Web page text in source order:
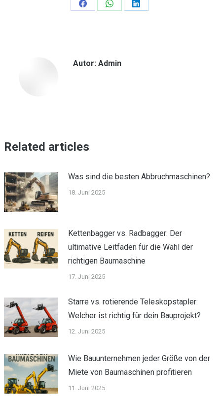
Teilen
Teilen
Teilen
Autor: Admin
Related articles
Was sind die besten Abbruchmaschinen?
18. Juni 2025
Kettenbagger vs. Radbagger: Der
ultimative Leitfaden für die Wahl der
richtigen Baumaschine
17. Juni 2025
Starre vs. rotierende Teleskopstapler:
Welcher ist richtig für dein Bauprojekt?
12. Juni 2025
Wie Bauunternehmen jeder Größe von der
Miete von Baumaschinen profitieren
11. Juni 2025